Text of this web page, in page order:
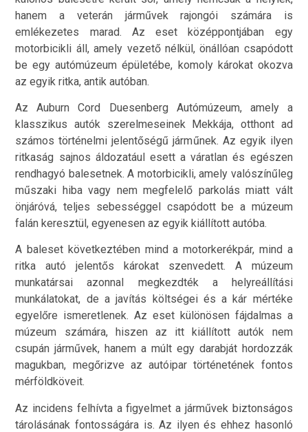
hanem a veterán járművek rajongói számára is
emlékezetes marad. Az eset középpontjában egy
motorbicikli áll, amely vezető nélkül, önállóan csapódott
be egy autómúzeum épületébe, komoly károkat okozva
az egyik ritka, antik autóban.
Az Auburn Cord Duesenberg Autómúzeum, amely a
klasszikus autók szerelmeseinek Mekkája, otthont ad
számos történelmi jelentőségű járműnek. Az egyik ilyen
ritkaság sajnos áldozatául esett a váratlan és egészen
rendhagyó balesetnek. A motorbicikli, amely valószínűleg
műszaki hiba vagy nem megfelelő parkolás miatt vált
önjáróvá, teljes sebességgel csapódott be a múzeum
falán keresztül, egyenesen az egyik kiállított autóba.
A baleset következtében mind a motorkerékpár, mind a
ritka autó jelentős károkat szenvedett. A múzeum
munkatársai azonnal megkezdték a helyreállítási
munkálatokat, de a javítás költségei és a kár mértéke
egyelőre ismeretlenek. Az eset különösen fájdalmas a
múzeum számára, hiszen az itt kiállított autók nem
csupán járművek, hanem a múlt egy darabját hordozzák
magukban, megőrizve az autóipar történetének fontos
mérföldköveit.
Az incidens felhívta a figyelmet a járművek biztonságos
tárolásának fontosságára is. Az ilyen és ehhez hasonló